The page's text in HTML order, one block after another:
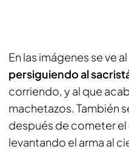
En las imágenes se ve
persiguiendo al
corriendo, y al que
machetazos. También
después de cometer
levantando el arma al